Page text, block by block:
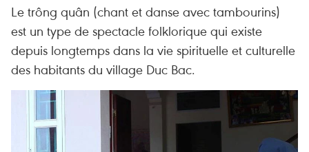
Le trông quân (chant et danse avec tambourins)
est un type de spectacle folklorique qui existe
depuis longtemps dans la vie spirituelle et culturelle
des habitants du village Duc Bac.